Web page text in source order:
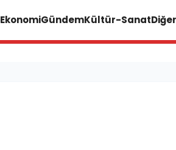
EkonomiGündemKültür-SanatDiğer